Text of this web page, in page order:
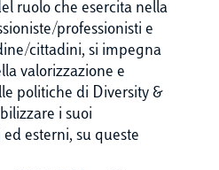
ruolo che esercita nella
professionisti e
cittadini, si impegna
valorizzazione e
politiche di Diversity &
i suoi
esterni, su queste